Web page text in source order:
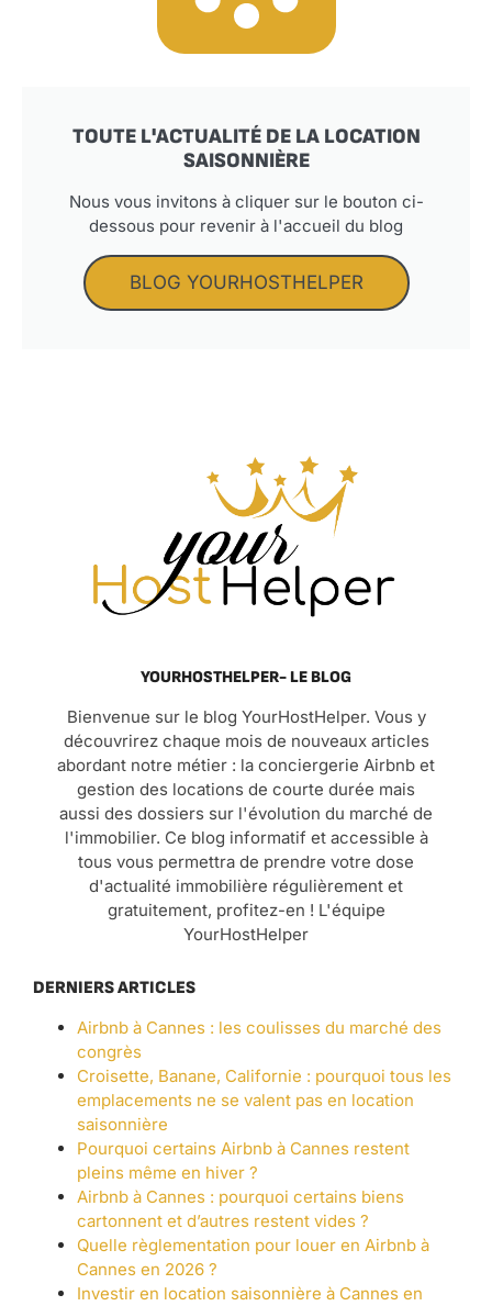
TOUTE L'ACTUALITÉ DE LA LOCATION
SAISONNIÈRE
Nous vous invitons à cliquer sur le bouton ci-
dessous pour revenir à l'accueil du blog
BLOG YOURHOSTHELPER
YOURHOSTHELPER- LE BLOG
Bienvenue sur le blog YourHostHelper. Vous y
découvrirez chaque mois de nouveaux articles
abordant notre métier : la conciergerie Airbnb et
gestion des locations de courte durée mais
aussi des dossiers sur l'évolution du marché de
l'immobilier. Ce blog informatif et accessible à
tous vous permettra de prendre votre dose
d'actualité immobilière régulièrement et
gratuitement, profitez-en ! L'équipe
YourHostHelper
DERNIERS ARTICLES
Airbnb à Cannes : les coulisses du marché des
congrès
Croisette, Banane, Californie : pourquoi tous les
emplacements ne se valent pas en location
saisonnière
Pourquoi certains Airbnb à Cannes restent
pleins même en hiver ?
Airbnb à Cannes : pourquoi certains biens
cartonnent et d’autres restent vides ?
Quelle règlementation pour louer en Airbnb à
Cannes en 2026 ?
Investir en location saisonnière à Cannes en